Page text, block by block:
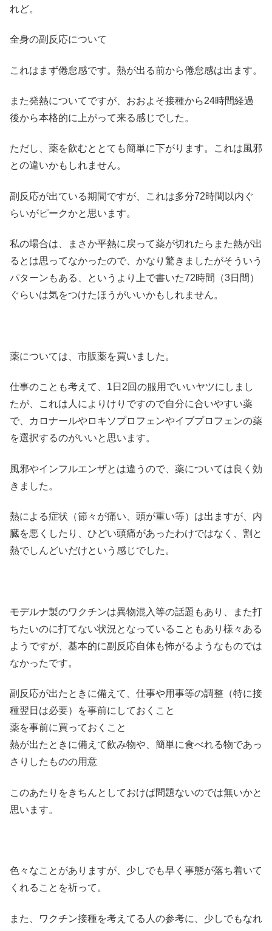
れど。
全身の副反応について
これはまず倦怠感です。熱が出る前から倦怠感は出ます。
また発熱についてですが、おおよそ接種から24時間経過
後から本格的に上がって来る感じでした。
ただし、薬を飲むととても簡単に下がります。これは風邪
との違いかもしれません。
副反応が出ている期間ですが、これは多分72時間以内ぐ
らいがピークかと思います。
私の場合は、まさか平熱に戻って薬が切れたらまた熱が出
るとは思ってなかったので、かなり驚きましたがそういう
パターンもある、というより上で書いた72時間（3日間）
ぐらいは気をつけたほうがいいかもしれません。
薬については、市販薬を買いました。
仕事のことも考えて、1日2回の服用でいいヤツにしまし
たが、これは人によりけりですので自分に合いやすい薬
で、カロナールやロキソプロフェンやイブプロフェンの薬
を選択するのがいいと思います。
風邪やインフルエンザとは違うので、薬については良く効
きました。
熱による症状（節々が痛い、頭が重い等）は出ますが、内
臓を悪くしたり、ひどい頭痛があったわけではなく、割と
熱でしんどいだけという感じでした。
モデルナ製のワクチンは異物混入等の話題もあり、また打
ちたいのに打てない状況となっていることもあり様々ある
ようですが、基本的に副反応自体も怖がるようなものでは
なかったです。
副反応が出たときに備えて、仕事や用事等の調整（特に接
種翌日は必要）を事前にしておくこと
薬を事前に買っておくこと
熱が出たときに備えて飲み物や、簡単に食べれる物であっ
さりしたものの用意
このあたりをきちんとしておけば問題ないのでは無いかと
思います。
色々なことがありますが、少しでも早く事態が落ち着いて
くれることを祈って。
また、ワクチン接種を考えてる人の参考に、少しでもなれ